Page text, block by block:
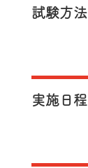
試験方法
実施日程